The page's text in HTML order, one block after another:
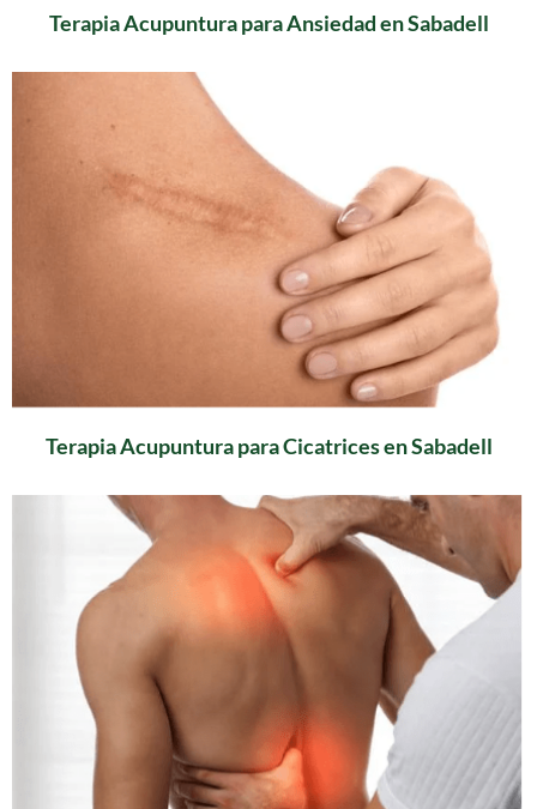
Terapia Acupuntura para Ansiedad en Sabadell
Terapia Acupuntura para Cicatrices en Sabadell